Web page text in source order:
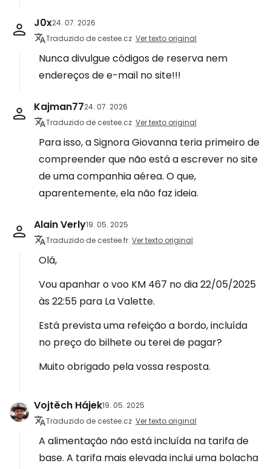
J0x24. 07. 2026
Traduzido de cestee.cz Ver texto original
Nunca divulgue códigos de reserva nem
endereços de e-mail no site!!!
Kajman7724. 07. 2026
Traduzido de cestee.cz Ver texto original
Para isso, a Signora Giovanna teria primeiro de
compreender que não está a escrever no site
de uma companhia aérea. O que,
aparentemente, ela não faz ideia.
Alain Verly19. 05. 2025
Traduzido de cestee.fr Ver texto original
Olá,
Vou apanhar o voo KM 467 no dia 22/05/2025
às 22:55 para La Valette.
Está prevista uma refeição a bordo, incluída
no preço do bilhete ou terei de pagar?
Muito obrigado pela vossa resposta.
Vojtěch Hájek19. 05. 2025
Traduzido de cestee.cz Ver texto original
A alimentação não está incluída na tarifa de
base. A tarifa mais elevada inclui uma bolacha